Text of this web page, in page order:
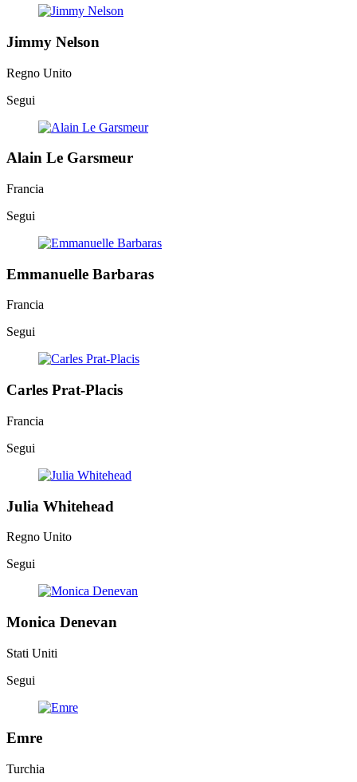
Jimmy Nelson
Regno Unito
Segui
Alain Le Garsmeur
Francia
Segui
Emmanuelle Barbaras
Francia
Segui
Carles Prat-Placis
Francia
Segui
Julia Whitehead
Regno Unito
Segui
Monica Denevan
Stati Uniti
Segui
Emre
Turchia